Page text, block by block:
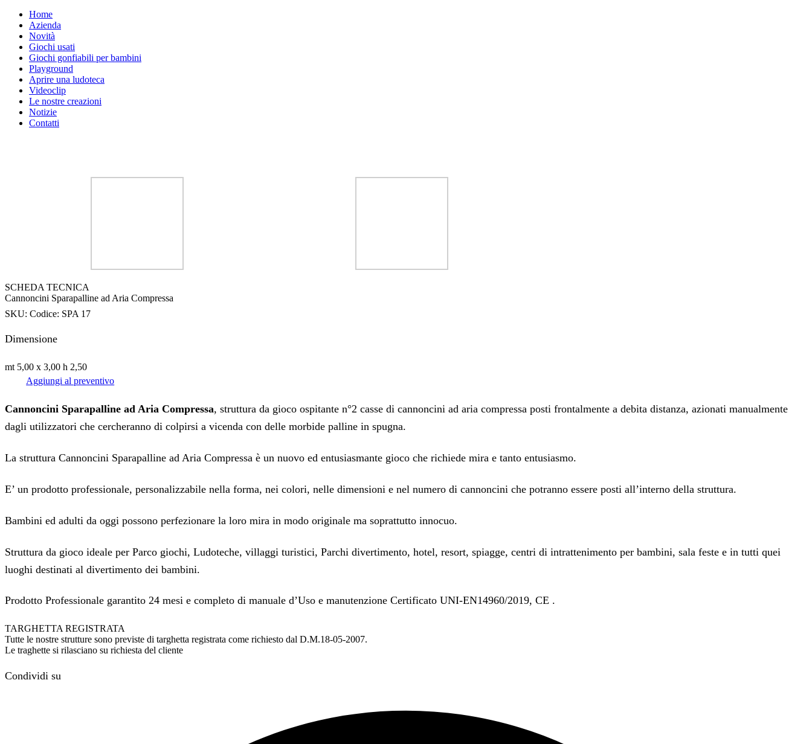
Home
Azienda
Novità
Giochi usati
Giochi gonfiabili per bambini
Playground
Aprire una ludoteca
Videoclip
Le nostre creazioni
Notizie
Contatti
SCHEDA TECNICA
Cannoncini Sparapalline ad Aria Compressa
SKU: Codice: SPA 17
Dimensione
mt 5,00 x 3,00 h 2,50
Aggiungi al preventivo
Cannoncini Sparapalline ad Aria Compressa, struttura da gioco ospitante n°2 casse di cannoncini ad aria compressa posti frontalmente a debita distanza, azionati manualmente
dagli utilizzatori che cercheranno di colpirsi a vicenda con delle morbide palline in spugna.
La struttura Cannoncini Sparapalline ad Aria Compressa è un nuovo ed entusiasmante gioco che richiede mira e tanto entusiasmo.
E’ un prodotto professionale, personalizzabile nella forma, nei colori, nelle dimensioni e nel numero di cannoncini che potranno essere posti all’interno della struttura.
Bambini ed adulti da oggi possono perfezionare la loro mira in modo originale ma soprattutto innocuo.
Struttura da gioco ideale per Parco giochi, Ludoteche, villaggi turistici, Parchi divertimento, hotel, resort, spiagge, centri di intrattenimento per bambini, sala feste e in tutti quei
luoghi destinati al divertimento dei bambini.
Prodotto Professionale garantito 24 mesi e completo di manuale d’Uso e manutenzione Certificato UNI-EN14960/2019, CE .
TARGHETTA REGISTRATA
Tutte le nostre strutture sono previste di targhetta registrata come richiesto dal D.M.18-05-2007.
Le traghette si rilasciano su richiesta del cliente
Condividi su